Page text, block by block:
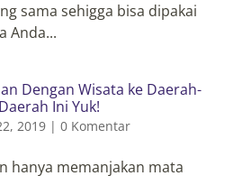
sama sehigga bisa dipakai
Anda...
Dengan Wisata ke Daerah-
Daerah Ini Yuk!
2019| 0 Komentar
hanya memanjakan mata